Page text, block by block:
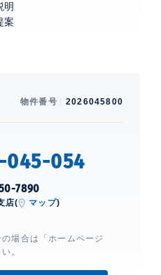
明
案
物件番号 2026045800
045-054
7890
店( マップ)
場合は「ホームページ
。